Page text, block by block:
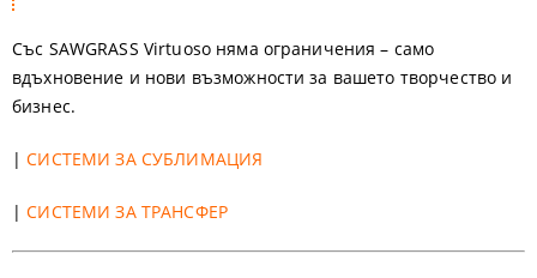
Със SAWGRASS Virtuoso няма ограничения – само
вдъхновение и нови възможности за вашето творчество и
бизнес.
|СИСТЕМИ ЗА СУБЛИМАЦИЯ
|СИСТЕМИ ЗА ТРАНСФЕР